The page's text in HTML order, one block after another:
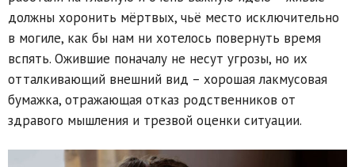
должны хоронить мёртвых, чьё место исключительно
в могиле, как бы нам ни хотелось повернуть время
вспять. Ожившие поначалу не несут угрозы, но их
отталкивающий внешний вид – хорошая лакмусовая
бумажка, отражающая отказ родственников от
здравого мышления и трезвой оценки ситуации.